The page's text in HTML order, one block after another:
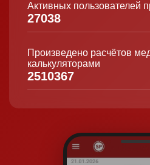
Активных пользователей
27038
Произведено расчётов
калькуляторами
2510367